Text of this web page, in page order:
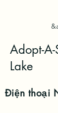
Adopt-
Lake
Điện thoại